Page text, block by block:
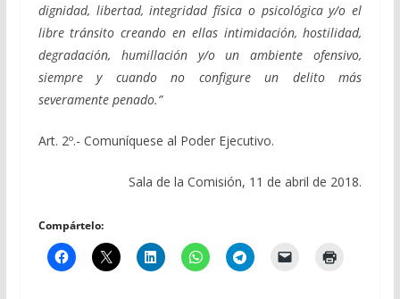
dignidad, libertad, integridad física o psicológica y/o el
libre tránsito creando en ellas intimidación, hostilidad,
degradación, humillación y/o un ambiente ofensivo,
siempre y cuando no configure un delito más
severamente penado.”
Art. 2º.- Comuníquese al Poder Ejecutivo.
Sala de la Comisión, 11 de abril de 2018.
Compártelo: